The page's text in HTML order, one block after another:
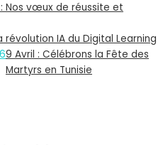
Nos vœux de réussite et
révolution IA du Digital Learning
9 Avril : Célébrons la Fête des
Martyrs en Tunisie